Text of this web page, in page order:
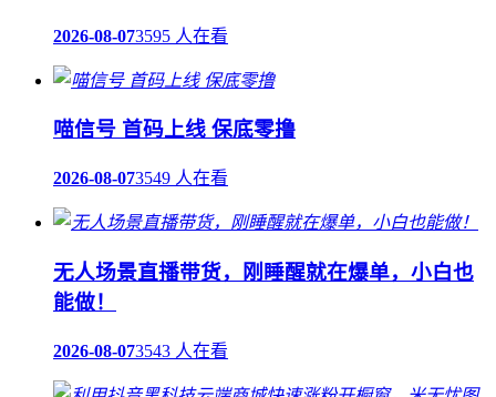
2026-08-073595 人在看
喵信号 首码上线 保底零撸
2026-08-073549 人在看
无人场景直播带货，刚睡醒就在爆单，小白也
能做！
2026-08-073543 人在看